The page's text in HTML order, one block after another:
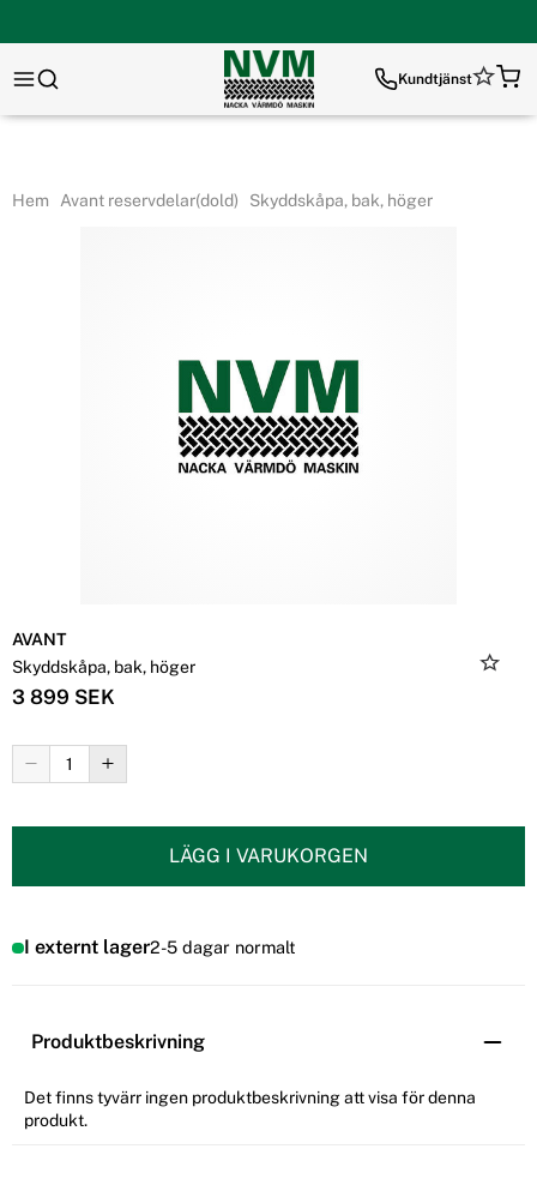
Kundtjänst
Hem Avant reservdelar(dold) Skyddskåpa, bak, höger
AVANT
Skyddskåpa, bak, höger
3 899 SEK
LÄGG I VARUKORGEN
I externt lager2-5 dagar normalt
Produktbeskrivning
Det finns tyvärr ingen produktbeskrivning att visa för denna
produkt.